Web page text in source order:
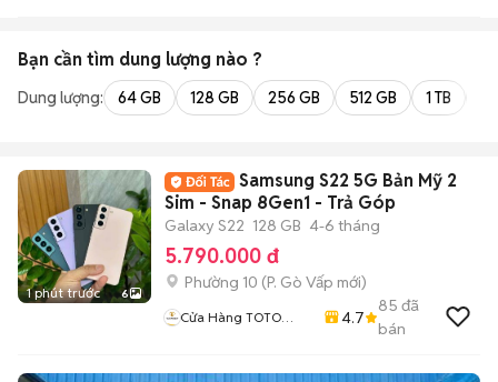
Bạn cần tìm dung lượng nào ?
Dung lượng: 64 GB 128 GB 256 GB 512 GB 1 TB
1 phút trước 6
Samsung S22 5G Bản Mỹ 2
Sim - Snap 8Gen1 - Trả Góp
Galaxy S22 128 GB 4-6 tháng
5.790.000 đ
Phường 10 (P. Gò Vấp mới)
Cửa Hàng TOTO
4.7
85 đã
bán